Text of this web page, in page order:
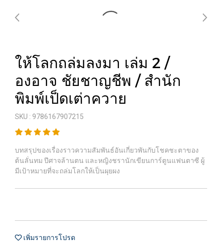
ให้โลกถล่มลงมา เล่ม 2 /
องอาจ ชัยชาญชีพ / สำนัก
พิมพ์เป็ดเต่าควาย
SKU : 9786167907215
บทสรุปของเรื่องราวความสัมพันธ์อันเกี่ยวพันกับโชคชะตาของ
ต้นลั่นทม ปีศาจล้านตน และหญิงชรานักเขียนการ์ตูนแฟนตาซี ผู้
มีเป้าหมายที่จะถล่มโลกให้เป็นผุยผง
เพิ่มรายการโปรด